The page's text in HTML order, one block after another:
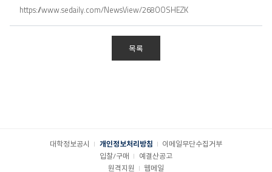
https://www.sedaily.com/NewsView/268OOSHEZK
목록
대학정보공시 개인정보처리방침
이메일무단수집거부
입찰/구매
예결산공고
원격지원
웹메일